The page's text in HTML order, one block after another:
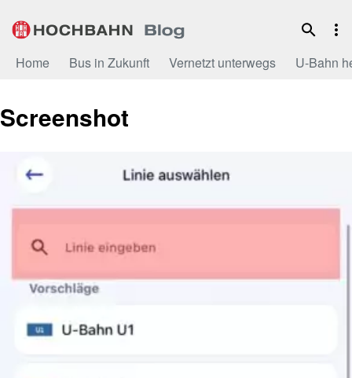
Inhalt
Home Bus in Zukunft Vernetzt unterwegs U-Bahn
Screenshot